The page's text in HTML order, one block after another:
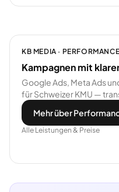
KB MEDIA ·
Kampagnen mit
Google Ads, Meta Ads
für Schweizer KMU —
Mehr über
Alle Leistungen & Preise